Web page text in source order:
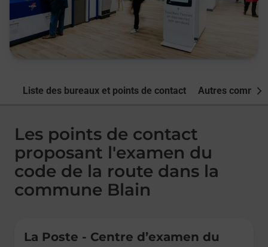
Liste des bureaux et points de contact Autres
Les points de contact
proposant l'examen du
code de la route dans la
commune Blain
La Poste - Centre d’examen du